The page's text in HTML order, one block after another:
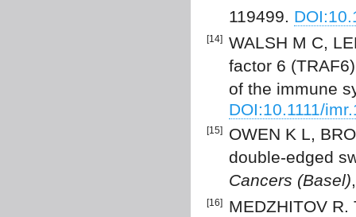
119499.
[14]
WALSH M C,
factor 6
of the immune
DOI:10.1111/
[15]
OWEN K L,
double-edged
Cancers (Basel)
[16]
MEDZHITOV